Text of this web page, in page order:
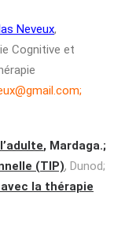
Neveux,
Cognitive et
;
, Mardaga.;
(TIP), Dunod;
la thérapie